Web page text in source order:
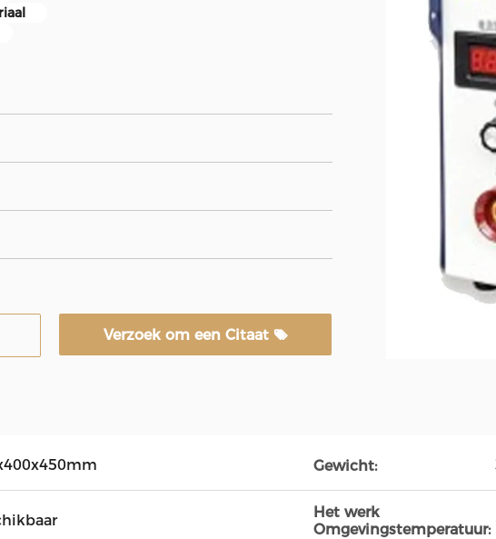
Verzoek om een Citaat
Gewicht:
Het werk
Omgevingstemperatuur: